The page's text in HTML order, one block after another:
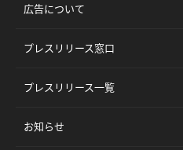
広告について
プレスリリース窓口
プレスリリース一覧
お知らせ